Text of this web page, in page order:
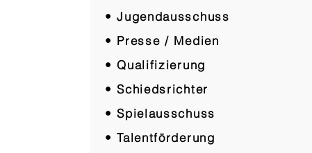
• Jugendausschuss
• Presse / Medien
• Qualifizierung
• Schiedsrichter
• Spielausschuss
• Talentförderung